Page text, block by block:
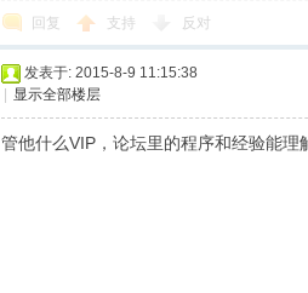
回复 支持 反对
发表于: 2015-8-9 11:15:38
显示全部楼层
管他什么VIP，论坛里的程序和经验能理